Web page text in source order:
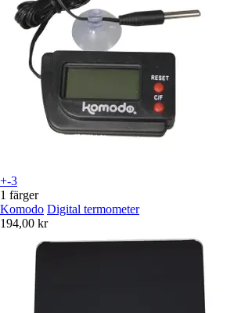
+-3
1 färger
Komodo Digital termometer
194,00 kr